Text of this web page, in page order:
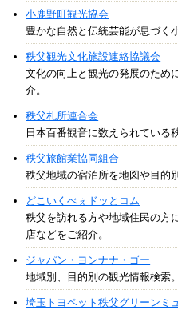
小鹿野町観光協会
豊かな自然と伝統芸能が息づく
秩父観光文化施設連絡協議会
文化の向上と観光の発展のため
介。
秩父札所連合会
日本百番観音に数えられている
秩父旅館業協同組合
秩父地域の宿泊所を地図や目的
どこいくべぇドッとコム
秩父を訪れる方や地域住民の方
店などをご紹介。
ジャパン・ヨンナナ・ゴー
地域別、目的別の観光情報検索
埼玉トヨペット秩父グリーンミ